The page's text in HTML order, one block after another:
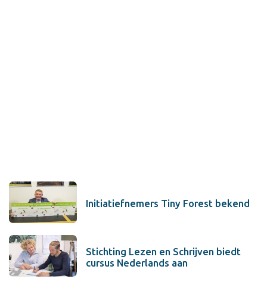
Initiatiefnemers Tiny Forest bekend
Stichting Lezen en Schrijven biedt
cursus Nederlands aan